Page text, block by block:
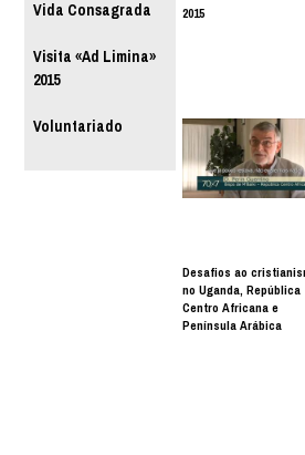
Vida Consagrada
Visita «Ad Limina»
2015
Voluntariado
2015
Desafios ao
no Uganda, República
Centro Africana e
Península Arábica